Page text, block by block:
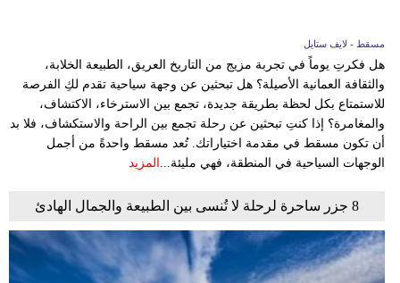
مسقط - لايف ستايل
هل فكرتِ يوماً في تجربة مزيج من التاريخ العريق، الطبيعة الخلابة،
والثقافة العمانية الأصيلة؟ هل تبحثين عن وجهة سياحية تقدم لكِ الفرصة
للاستمتاع بكل لحظة بطريقة جديدة، تجمع بين الاسترخاء، الاكتشاف،
والمغامرة؟ إذا كنتِ تبحثين عن رحلة تجمع بين الراحة والاستكشاف، فلا بد
أن تكون مسقط في مقدمة اختياراتك. تُعد مسقط واحدةً من أجمل
الوجهات السياحية في المنطقة، فهي مليئة...
المزيد
8 جزر ساحرة لرحلة لا تُنسى بين الطبيعة والجمال الهادئ